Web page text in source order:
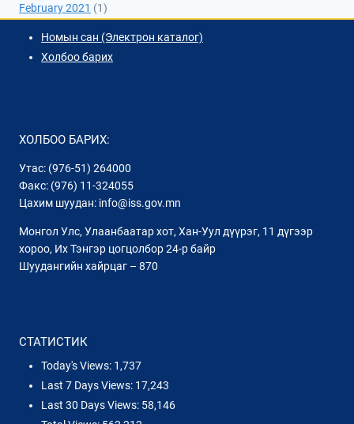
February 2021 (1)
Номын сан (Электрон каталог)
Холбоо барих
ХОЛБОО БАРИХ:
Утас: (976-51) 264000
Факс: (976) 11-324055
Цахим шуудан: info@iss.gov.mn
Монгол Улс, Улаанбаатар хот, Хан-Уул дүүрэг, 11 дүгээр
хороо, Их Тэнгэр цогцолбор 24-р байр
Шуудангийн хайрцаг – 870
СТАТИСТИК
Today's Views: 1,737
Last 7 Days Views: 17,243
Last 30 Days Views: 58,146